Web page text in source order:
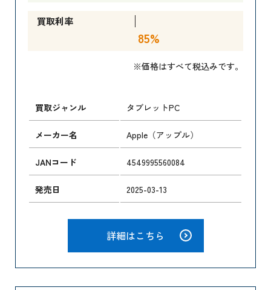
買取利率
85%
※価格はすべて税込みです。
買取ジャンル タブレットPC
メーカー名 Apple（アップル）
JANコード 4549995560084
発売日 2025-03-13
詳細はこちら